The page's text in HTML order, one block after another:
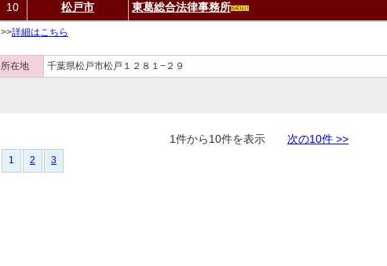
10 松戸市 東葛総合法律事務所
>>詳細はこちら
所在地 千葉県松戸市松戸１２８１−２９
1件から10件を表示 次の10件 >>
1 2 3